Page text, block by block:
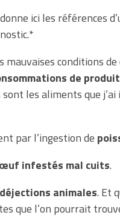
ici les références
conditions
de
les aliments que j’ai
par l’ingestion de
infestés mal cuits.
animales. Et
que l’on pourrait